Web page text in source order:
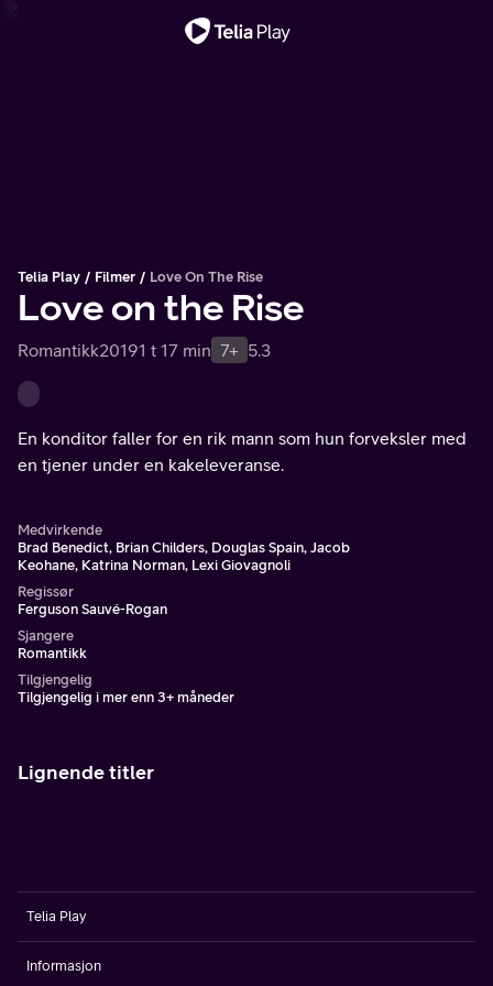
Telia Play Filmer Love On The Rise
Love on the Rise
Romantikk20191 t 17 min 7+ 5.3
En konditor faller for en rik mann som hun forveksler med
en tjener under en kakeleveranse.
Medvirkende
Brad Benedict, Brian Childers, Douglas Spain, Jacob
Keohane, Katrina Norman, Lexi Giovagnoli
Regissør
Ferguson Sauvé-Rogan
Sjangere
Romantikk
Tilgjengelig
Tilgjengelig i mer enn 3+ måneder
Lignende titler
Telia Play
Informasjon